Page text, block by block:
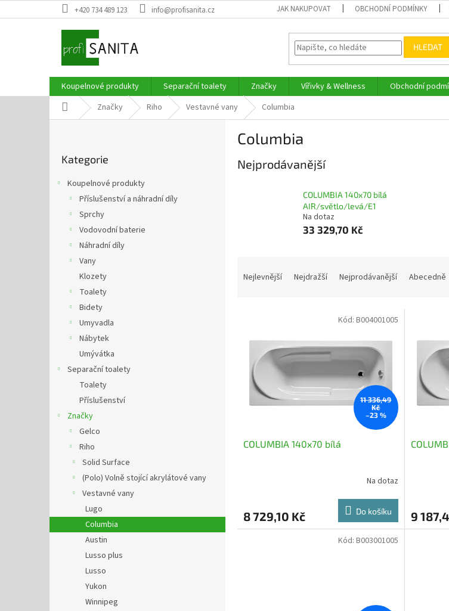
na
+420 734 489 123 info@profisanita.cz JAK NAKUPOVAT OBCHODNÍ PODMÍNKY
HLEDAT
Koupelnové produkty Separační toalety Značky Vířivky & Wellness Obchodní
Domů Značky Riho Vestavné vany Columbia
kategorie
Kategorie
Koupelnové produkty
Příslušenství a náhradní díly
Sprchy
Vodovodní baterie
Náhradní díly
Vany
Klozety
Toalety
Bidety
Umyvadla
Nábytek
Umývátka
Separační toalety
Toalety
Příslušenství
Značky
Gelco
Riho
Solid Surface
(Polo) Volně stojící akrylátové vany
Vestavné vany
Lugo
Columbia
Austin
Lusso plus
Lusso
Yukon
Winnipeg
Columbia
Nejprodávanější
COLUMBIA 140x70 bílá
AIR/světlo/levá/E1
Na dotaz
33 329,70 Kč
Nejlevnější Nejdražší Nejprodávanější Abecedně
11 336,49
Kč
–23 %
COLUMBIA 140x70 bílá
Na dotaz
8 729,10 Kč Do košíku
Kód: B004001005
9
Kód: B003001005